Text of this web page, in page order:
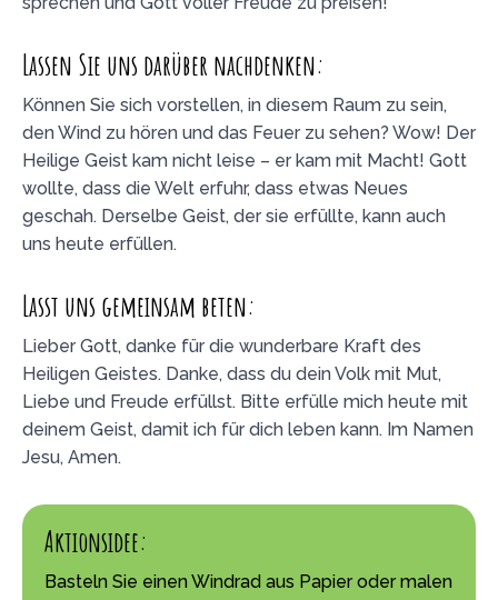
Lassen Sie uns darüber nachdenken:
Können Sie sich vorstellen, in diesem Raum zu sein,
den Wind zu hören und das Feuer zu sehen? Wow! Der
Heilige Geist kam nicht leise – er kam mit Macht! Gott
wollte, dass die Welt erfuhr, dass etwas Neues
geschah. Derselbe Geist, der sie erfüllte, kann auch
uns heute erfüllen.
Lasst uns gemeinsam beten:
Lieber Gott, danke für die wunderbare Kraft des
Heiligen Geistes. Danke, dass du dein Volk mit Mut,
Liebe und Freude erfüllst. Bitte erfülle mich heute mit
deinem Geist, damit ich für dich leben kann. Im Namen
Jesu, Amen.
Aktionsidee:
Basteln Sie einen Windrad aus Papier oder malen